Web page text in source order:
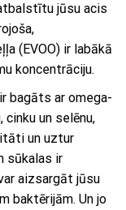
jūsu acis
(EVOO) ir labākā
koncentrāciju.
bagāts ar omega-
cinku un selēnu,
un uztur
sūkalas ir
aizsargāt jūsu
baktērijām. Un jo